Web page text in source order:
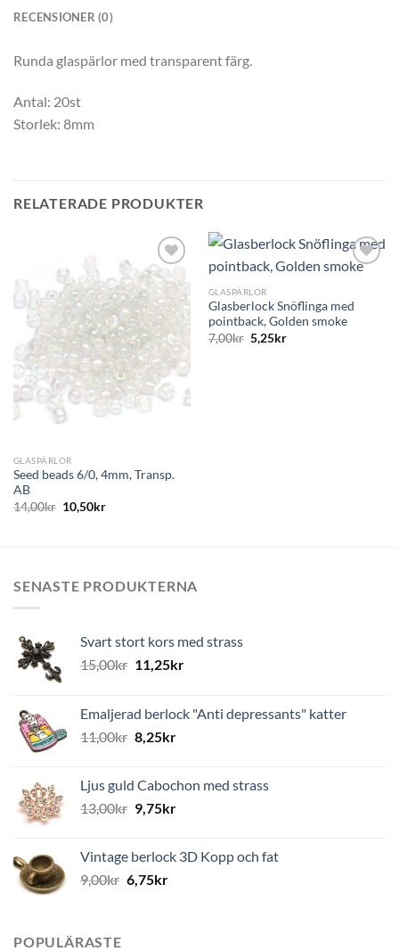
RECENSIONER (0)
Runda glaspärlor med transparent färg.
Antal: 20st
Storlek: 8mm
RELATERADE PRODUKTER
GLASPÄRLOR
Seed beads 6/0, 4mm, Transp.
AB
14,00kr 10,50kr
GLASPÄRLOR
Glasberlock Snöflinga med
pointback, Golden smoke
7,00kr 5,25kr
SENASTE PRODUKTERNA
Svart stort kors med strass
15,00kr 11,25kr
Emaljerad berlock "Anti depressants" katter
11,00kr 8,25kr
Ljus guld Cabochon med strass
13,00kr 9,75kr
Vintage berlock 3D Kopp och fat
9,00kr 6,75kr
POPULÄRASTE